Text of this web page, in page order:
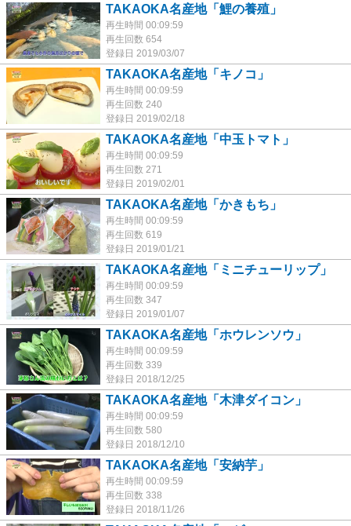
TAKAOKA名産地「鯉の養殖」
再生時間 00:09:59
再生回数 654
登録日 2019/03/07
TAKAOKA名産地「キノコ」
再生時間 00:09:59
再生回数 240
登録日 2019/02/18
TAKAOKA名産地「中玉トマト」
再生時間 00:09:59
再生回数 271
登録日 2019/02/01
TAKAOKA名産地「かきもち」
再生時間 00:09:59
再生回数 619
登録日 2019/01/21
TAKAOKA名産地「ミニチューリップ」
再生時間 00:09:59
再生回数 347
登録日 2019/01/07
TAKAOKA名産地「ホウレンソウ」
再生時間 00:09:59
再生回数 339
登録日 2018/12/25
TAKAOKA名産地「木津ダイコン」
再生時間 00:09:59
再生回数 580
登録日 2018/12/10
TAKAOKA名産地「安納芋」
再生時間 00:09:59
再生回数 338
登録日 2018/11/26